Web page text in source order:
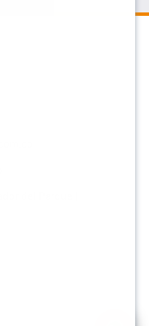
del Parque |